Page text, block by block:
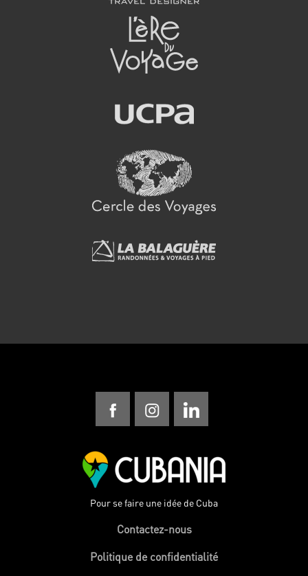
Pour se faire une idée de Cuba
Contactez-nous
Politique de confidentialité